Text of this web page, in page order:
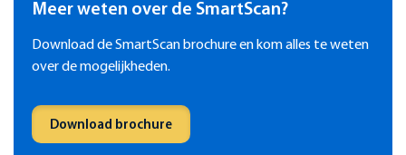
Meer weten over de SmartScan?
Download de SmartScan brochure en kom alles te weten
over de mogelijkheden.
Download brochure